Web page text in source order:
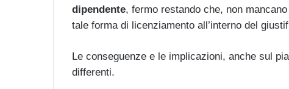
dipendente, fermo restando che, non
tale forma di licenziamento all’interno del
Le conseguenze e le implicazioni, anche sul
differenti.